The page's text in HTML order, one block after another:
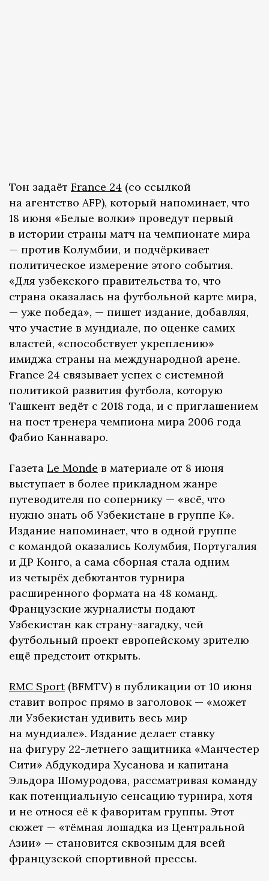
Тон задаёт France 24 (со ссылкой
на агентство AFP), который напоминает, что
18 июня «Белые волки» проведут первый
в истории страны матч на чемпионате мира
— против Колумбии, и подчёркивает
политическое измерение этого события.
«Для узбекского правительства то, что
страна оказалась на футбольной карте мира,
— уже победа», — пишет издание, добавляя,
что участие в мундиале, по оценке самих
властей, «способствует укреплению»
имиджа страны на международной арене.
France 24 связывает успех с системной
политикой развития футбола, которую
Ташкент ведёт с 2018 года, и с приглашением
на пост тренера чемпиона мира 2006 года
Фабио Каннаваро.
Газета Le Monde в материале от 8 июня
выступает в более прикладном жанре
путеводителя по сопернику — «всё, что
нужно знать об Узбекистане в группе K».
Издание напоминает, что в одной группе
с командой оказались Колумбия, Португалия
и ДР Конго, а сама сборная стала одним
из четырёх дебютантов турнира
расширенного формата на 48 команд.
Французские журналисты подают
Узбекистан как страну-загадку, чей
футбольный проект европейскому зрителю
ещё предстоит открыть.
RMC Sport(BFMTV) в публикации от 10 июня
ставит вопрос прямо в заголовок — «может
ли Узбекистан удивить весь мир
на мундиале». Издание делает ставку
на фигуру 22-летнего защитника «Манчестер
Сити» Абдукодира Хусанова и капитана
Эльдора Шомуродова, рассматривая команду
как потенциальную сенсацию турнира, хотя
и не относя её к фаворитам группы. Этот
сюжет — «тёмная лошадка из Центральной
Азии» — становится сквозным для всей
французской спортивной прессы.